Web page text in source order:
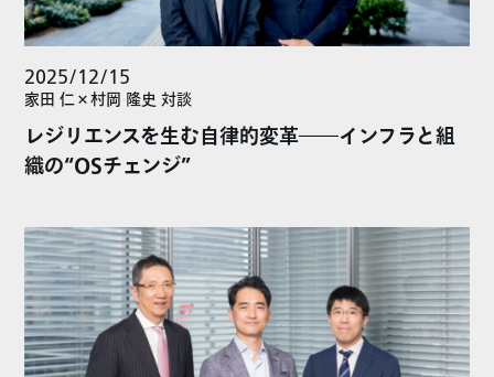
2025/12/15
家田 仁×村岡 隆史 対談
レジリエンスを生む自律的変革――インフラと組
織の“OSチェンジ”